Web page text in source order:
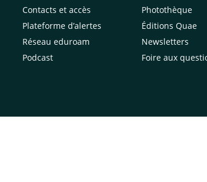
Contacts et accès
Plateforme d’alertes
Réseau eduroam
Podcast
Photothèque
Éditions Quae
Newsletters
Foire aux